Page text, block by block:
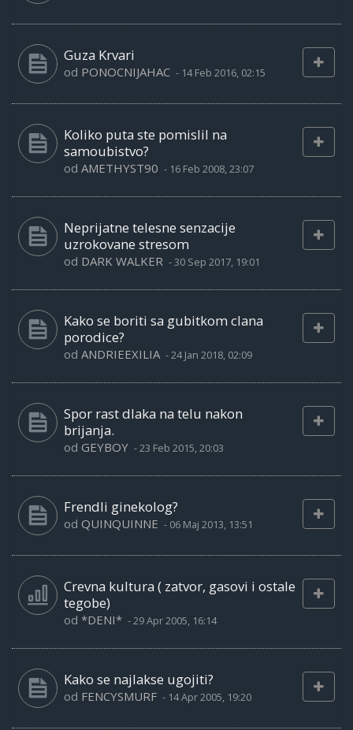
Guza Krvari
od PONOCNIJAHAC - 14 Feb 2016, 02:15
Koliko puta ste pomislil na
samoubistvo?
od AMETHYST90 - 16 Feb 2008, 23:07
Neprijatne telesne senzacije
uzrokovane stresom
od DARK WALKER -30 Sep 2017, 19:01
Kako se boriti sa gubitkom clana
porodice?
od ANDRIEEXILIA -24 Jan 2018, 02:09
Spor rast dlaka na telu nakon
brijanja.
od GEYBOY -23 Feb 2015, 20:03
Frendli ginekolog?
od QUINQUINNE - 06 Maj 2013, 13:51
Crevna kultura ( zatvor, gasovi i ostale
tegobe)
od *DENI* -29 Apr 2005, 16:14
Kako se najlakse ugojiti?
od FENCYSMURF - 14 Apr 2005, 19:20